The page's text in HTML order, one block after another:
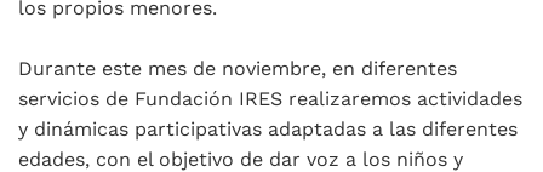
los propios menores.
Durante este mes de noviembre, en diferentes
servicios de Fundación IRES realizaremos actividades
y dinámicas participativas adaptadas a las diferentes
edades, con el objetivo de dar voz a los niños y